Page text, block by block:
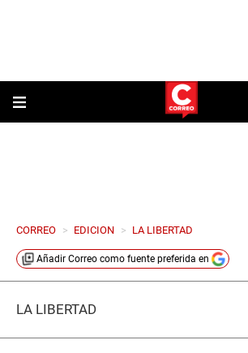
CORREO > EDICION > LA LIBERTAD
Añadir Correo como fuente preferida en
LA LIBERTAD